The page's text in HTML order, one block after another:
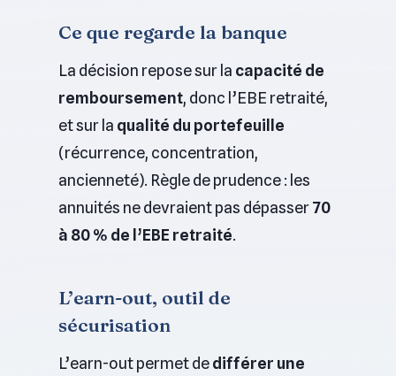
Ce que regarde la banque
La décision repose sur la capacité de
remboursement, donc l’EBE retraité,
et sur la qualité du portefeuille
(récurrence, concentration,
ancienneté). Règle de prudence : les
annuités ne devraient pas dépasser70
à 80 % de l’EBE retraité.
L’earn-out, outil de
sécurisation
L’earn-out permet dedifférer une